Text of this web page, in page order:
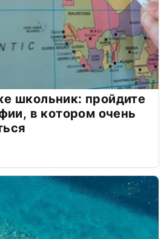
школьник: пройдите
в котором очень